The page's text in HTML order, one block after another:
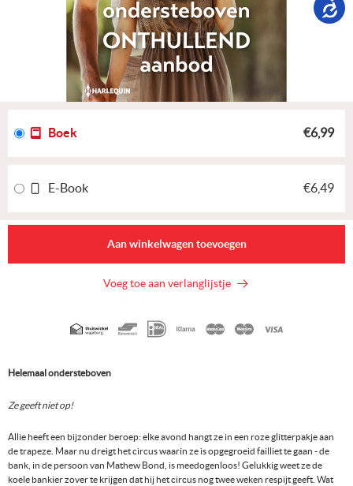
Helemaal ondersteboven
Ze geeft niet op!
Allie heeft een bijzonder beroep: elke avond hangt ze in een roze glitterpakje aan
de trapeze. Maar nu dreigt het circus waarin ze is opgegroeid failliet te gaan - de
bank, in de persoon van Mathew Bond, is meedogenloos! Gelukkig weet ze de
koele bankier zover te krijgen dat hij het circus nog twee weken respijt geeft. Wat
Boek €6,99
E-Book €6,49
Aan winkelwagen toevoegen
Voeg toe aan verlanglijstje
Geaccepteerde